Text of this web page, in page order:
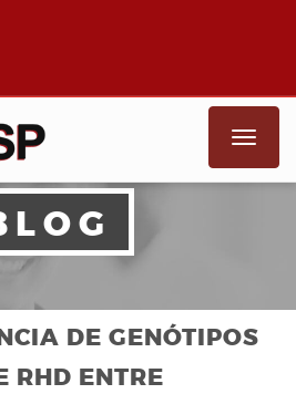
Toggle
DE GENÓTIPOS
RHD ENTRE